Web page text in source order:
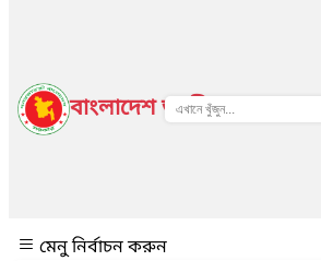
বাংলাদেশ জাতীয় তথ্য বাতায়ন
মেনু নির্বাচন করুন